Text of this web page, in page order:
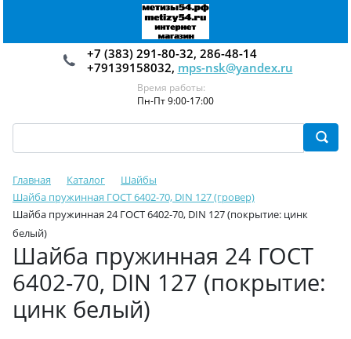
+7 (383) 291-80-32, 286-48-14
+79139158032, mps-nsk@yandex.ru
Время работы:
Пн-Пт 9:00-17:00
Главная Каталог
Шайбы
Шайба пружинная ГОСТ 6402-70, DIN 127 (гровер)
Шайба пружинная 24 ГОСТ 6402-70, DIN 127 (покрытие: цинк
белый)
Шайба пружинная 24 ГОСТ
6402-70, DIN 127 (покрытие:
цинк белый)